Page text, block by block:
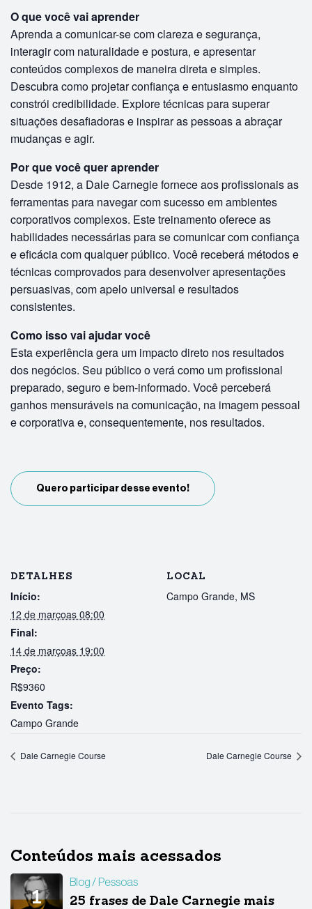
O que você vai aprender
Aprenda a comunicar-se com clareza e segurança,
interagir com naturalidade e postura, e apresentar
conteúdos complexos de maneira direta e simples.
Descubra como projetar confiança e entusiasmo enquanto
constrói credibilidade. Explore técnicas para superar
situações desafiadoras e inspirar as pessoas a abraçar
mudanças e agir.
Por que você quer aprender
Desde 1912, a Dale Carnegie fornece aos profissionais as
ferramentas para navegar com sucesso em ambientes
corporativos complexos. Este treinamento oferece as
habilidades necessárias para se comunicar com confiança
e eficácia com qualquer público. Você receberá métodos e
técnicas comprovados para desenvolver apresentações
persuasivas, com apelo universal e resultados
consistentes.
Como isso vai ajudar você
Esta experiência gera um impacto direto nos resultados
dos negócios. Seu público o verá como um profissional
preparado, seguro e bem-informado. Você perceberá
ganhos mensuráveis na comunicação, na imagem pessoal
e corporativa e, consequentemente, nos resultados.
Quero participar desse evento!
DETALHES
Início:
12 de marçoas 08:00
Final:
14 de marçoas 19:00
Preço:
R$9360
Evento Tags:
Campo Grande
LOCAL
Campo Grande, MS
Dale Carnegie Course Dale Carnegie Course
Conteúdos mais acessados
Blog Pessoas
25 frases de Dale Carnegie mais